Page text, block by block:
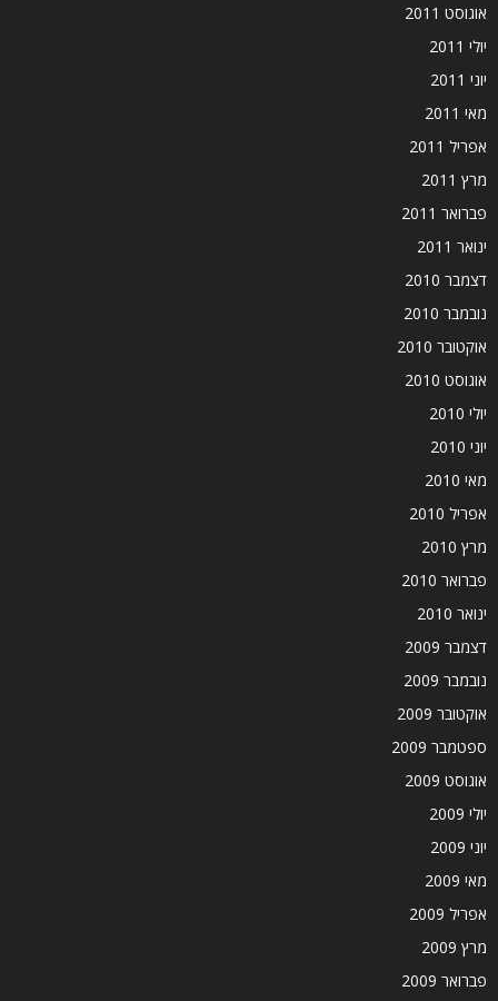
אוגוסט 2011
יולי 2011
יוני 2011
מאי 2011
אפריל 2011
מרץ 2011
פברואר 2011
ינואר 2011
דצמבר 2010
נובמבר 2010
אוקטובר 2010
אוגוסט 2010
יולי 2010
יוני 2010
מאי 2010
אפריל 2010
מרץ 2010
פברואר 2010
ינואר 2010
דצמבר 2009
נובמבר 2009
אוקטובר 2009
ספטמבר 2009
אוגוסט 2009
יולי 2009
יוני 2009
מאי 2009
אפריל 2009
מרץ 2009
פברואר 2009